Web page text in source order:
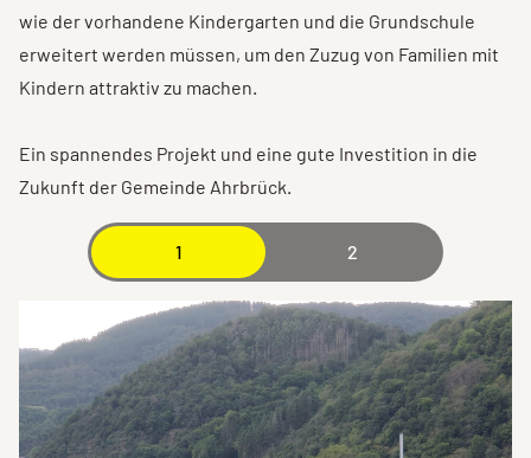
wie der vorhandene Kindergarten und die Grundschule
erweitert werden müssen, um den Zuzug von Familien mit
Kindern attraktiv zu machen.
Ein spannendes Projekt und eine gute Investition in die
Zukunft der Gemeinde Ahrbrück.
1 2